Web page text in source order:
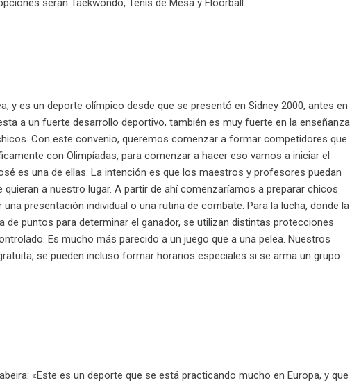
serán Taekwondo, Tenis de Mesa y Floorball.
y es un deporte olímpico desde que se presentó en Sidney 2000, antes en
a un fuerte desarrollo deportivo, también es muy fuerte en la enseñanza
Con este convenio, queremos comenzar a formar competidores que
con Olimpíadas, para comenzar a hacer eso vamos a iniciar el
es una de ellas. La intención es que los maestros y profesores puedan
a nuestro lugar. A partir de ahí comenzaríamos a preparar chicos
presentación individual o una rutina de combate. Para la lucha, donde la
puntos para determinar el ganador, se utilizan distintas protecciones
Es mucho más parecido a un juego que a una pelea. Nuestros
se pueden incluso formar horarios especiales si se arma un grupo
«Este es un deporte que se está practicando mucho en Europa, y que